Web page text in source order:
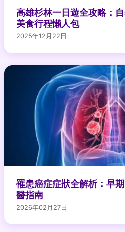
高雄杉林一日遊全攻略：
美食行程懶人包
2025年12月22日
罹患癌症症狀全解析：早
醫指南
2026年02月27日